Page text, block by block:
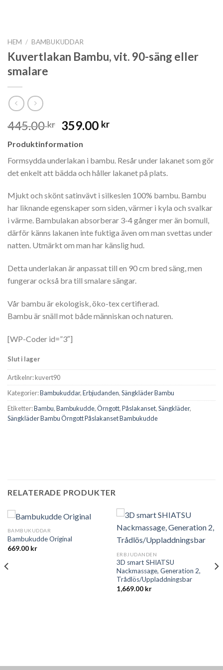
HEM / BAMBUKUDDAR
Kuvertlakan Bambu, vit. 90-säng eller
smalare
445.00kr Det
priset
var:
445.00 kr.
359.00 krDet
är:
359.00 kr.
Produktinformation
Formsydda underlakan i bambu. Resår under lakanet som gör
det enkelt att bädda och håller lakanet på plats.
Mjukt och skönt satinvävt i silkeslen 100% bambu. Bambu
har liknande egenskaper som siden, värmer i kyla och svalkar
i värme. Bambulakan absorberar 3-4 gånger mer än bomull,
därför känns lakanen inte fuktiga även om man svettas under
natten. Utmärkt om man har känslig hud.
Detta underlakan är anpassat till en 90 cm bred säng, men
fungerar också bra till smalare sängar.
Vår bambu är ekologisk, öko-tex certifierad.
Bambu är snäll mot både människan och naturen.
[WP-Coder id=”3″]
Slut i lager
Artikelnr:kuvert90
Kategorier:Bambukuddar,Erbjudanden,Sängkläder Bambu
Etiketter:Bambu,Bambukudde,Örngott,Påslakanset,Sängkläder,
Sängkläder Bambu Örngott Påslakanset Bambukudde
RELATERADE PRODUKTER
BAMBUKUDDAR
Bambukudde Original
669.00 kr
ERBJUDANDEN
3D smart SHIATSU
Nackmassage, Generation 2,
Trådlös/Uppladdningsbar
1,669.00 kr